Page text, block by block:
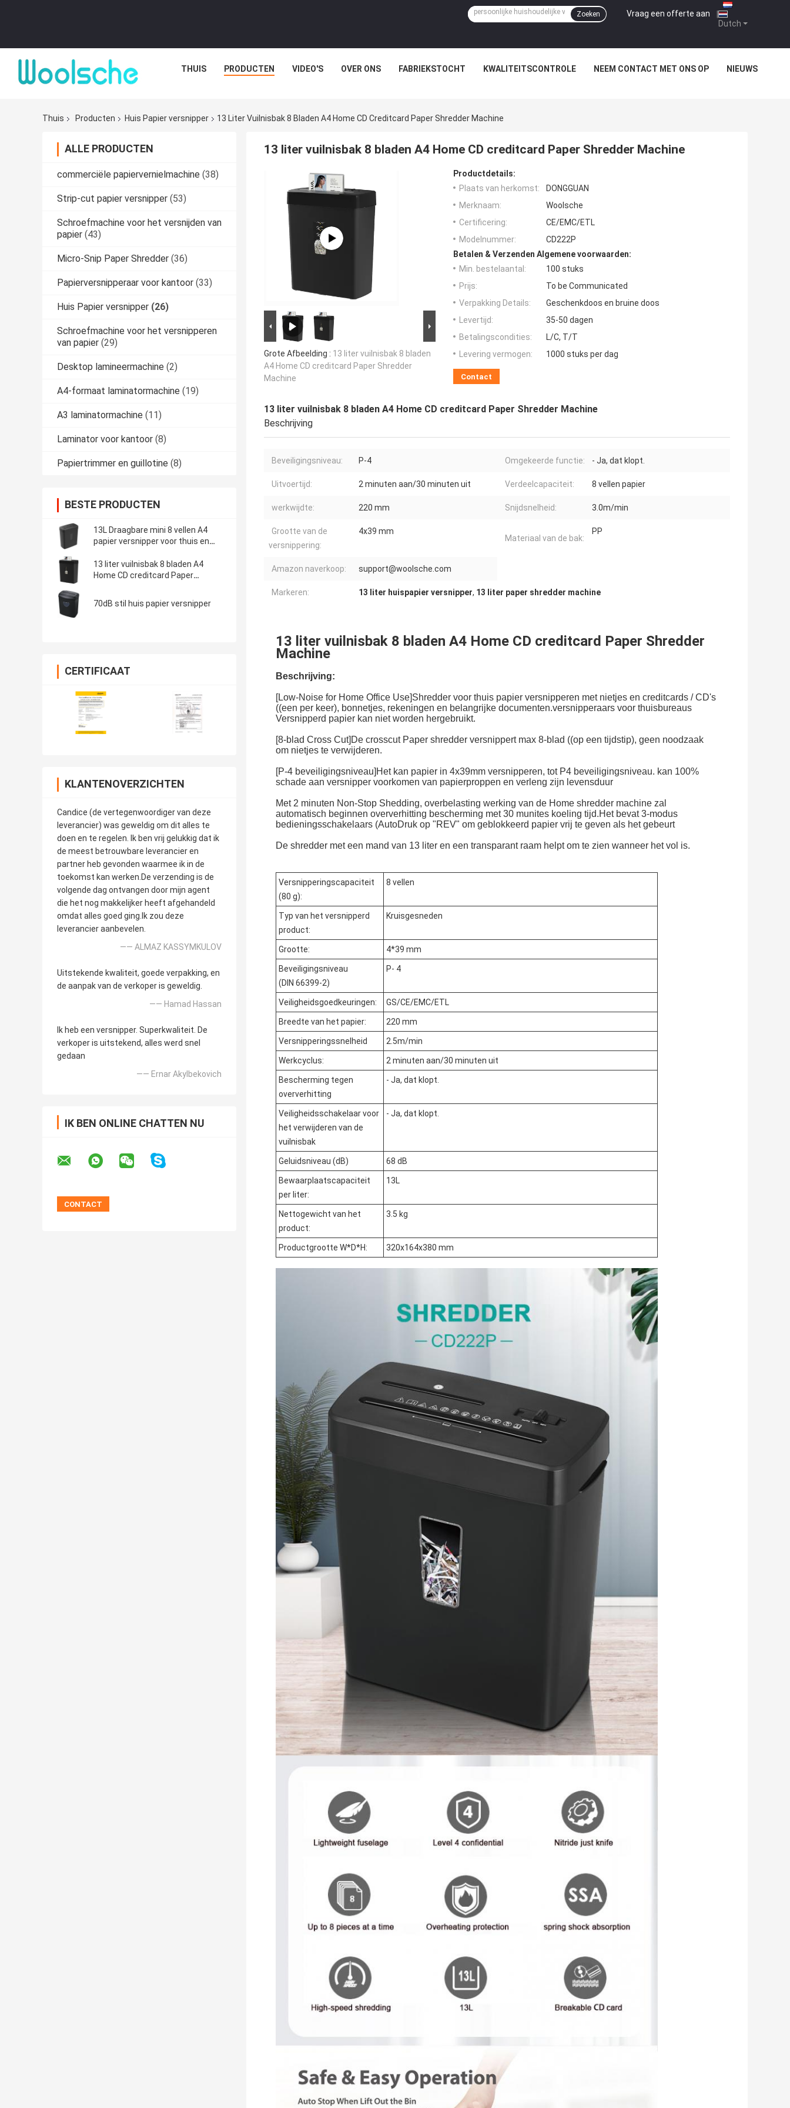
Dutch
Vraag een offerte aan |
Zoeken
THUIS PRODUCTEN VIDEO'S OVER ONS FABRIEKSTOCHT KWALITEITSCONTROLE NEEM CONTACT MET ONS OP NIEUWS
Thuis Producten Huis Papier versnipper 13 Liter Vuilnisbak 8 Bladen A4 Home CD Creditcard Paper Shredder Machine
ALLE PRODUCTEN
commerciële papiervernielmachine (38)
Strip-cut papier versnipper (53)
Schroefmachine voor het versnijden van
papier (43)
Micro-Snip Paper Shredder (36)
Papierversnipperaar voor kantoor (33)
Huis Papier versnipper (26)
Schroefmachine voor het versnipperen
van papier (29)
Desktop lamineermachine (2)
A4-formaat laminatormachine (19)
A3 laminatormachine (11)
Laminator voor kantoor (8)
Papiertrimmer en guillotine (8)
BESTE PRODUCTEN
13L Draagbare mini 8 vellen A4
papier versnipper voor thuis en
13 liter vuilnisbak 8 bladen A4
Home CD creditcard Paper
70dB stil huis papier versnipper
CERTIFICAAT
KLANTENOVERZICHTEN
Candice (de vertegenwoordiger van deze
leverancier) was geweldig om dit alles te
doen en te regelen. Ik ben vrij gelukkig dat ik
de meest betrouwbare leverancier en
partner heb gevonden waarmee ik in de
toekomst kan werken.De verzending is de
volgende dag ontvangen door mijn agent
die het nog makkelijker heeft afgehandeld
omdat alles goed ging.Ik zou deze
leverancier aanbevelen.
—— ALMAZ KASSYMKULOV
Uitstekende kwaliteit, goede verpakking, en
de aanpak van de verkoper is geweldig.
—— Hamad Hassan
Ik heb een versnipper. Superkwaliteit. De
verkoper is uitstekend, alles werd snel
gedaan
—— Ernar Akylbekovich
IK BEN ONLINE CHATTEN NU
13 liter vuilnisbak 8 bladen A4 Home CD creditcard Paper Shredder Machine
Grote Afbeelding : 13 liter vuilnisbak 8 bladen
A4 Home CD creditcard Paper Shredder
Machine
Productdetails:
Plaats van herkomst:
DONGGUAN
Merknaam:
Woolsche
Certificering:
CE/EMC/ETL
Modelnummer:
CD222P
Betalen & Verzenden Algemene voorwaarden:
Min. bestelaantal:
100 stuks
Prijs:
To be Communicated
Verpakking Details:
Geschenkdoos en bruine doos
Levertijd:
35-50 dagen
Betalingscondities:
L/C, T/T
Levering vermogen:
1000 stuks per dag
Contact
13 liter vuilnisbak 8 bladen A4 Home CD creditcard Paper Shredder Machine
Beschrijving
Beveiligingsniveau: P-4 Omgekeerde functie: - Ja, dat klopt.
Uitvoertijd: 2 minuten aan/30 minuten uit Verdeelcapaciteit: 8 vellen papier
werkwijdte: 220 mm Snijdsnelheid: 3.0m/min
Grootte van de
versnippering:
4x39 mm
Materiaal van de bak:
PP
Amazon naverkoop: support@woolsche.com
Markeren: 13 liter huispapier versnipper, 13 liter paper shredder machine
13 liter vuilnisbak 8 bladen A4 Home CD creditcard Paper Shredder
Machine
Beschrijving:
[Low-Noise for Home Office Use]Shredder voor thuis papier versnipperen met nietjes en creditcards / CD's
((een per keer), bonnetjes, rekeningen en belangrijke documenten.versnipperaars voor thuisbureaus
Versnipperd papier kan niet worden hergebruikt.
[8-blad Cross Cut]De crosscut Paper shredder versnippert max 8-blad ((op een tijdstip), geen noodzaak
om nietjes te verwijderen.
[P-4 beveiligingsniveau]Het kan papier in 4x39mm versnipperen, tot P4 beveiligingsniveau. kan 100%
schade aan versnipper voorkomen van papierproppen en verleng zijn levensduur
Met 2 minuten Non-Stop Shedding, overbelasting werking van de Home shredder machine zal
automatisch beginnen oververhitting bescherming met 30 munites koeling tijd.Het bevat 3-modus
bedieningsschakelaars (AutoDruk op "REV" om geblokkeerd papier vrij te geven als het gebeurt
De shredder met een mand van 13 liter en een transparant raam helpt om te zien wanneer het vol is.
Versnipperingscapaciteit
(80 g):
8 vellen
Typ van het versnipperd
product:
Kruisgesneden
Grootte: 4*39 mm
Beveiligingsniveau
(DIN 66399-2)
P- 4
Veiligheidsgoedkeuringen: GS/CE/EMC/ETL
Breedte van het papier: 220 mm
Versnipperingssnelheid 2.5m/min
Werkcyclus: 2 minuten aan/30 minuten uit
Bescherming tegen
oververhitting
- Ja, dat klopt.
Veiligheidsschakelaar voor
het verwijderen van de
vuilnisbak
- Ja, dat klopt.
Geluidsniveau (dB) 68 dB
Bewaarplaatscapaciteit
per liter:
13L
Nettogewicht van het
product:
3.5 kg
Productgrootte W*D*H: 320x164x380 mm